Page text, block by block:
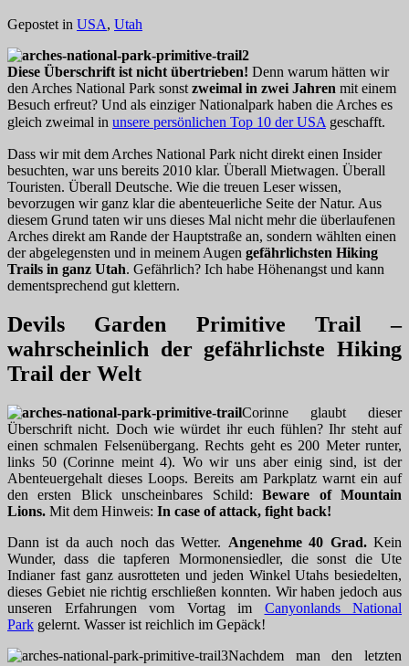
Gepostet in USA, Utah
Diese Überschrift ist nicht übertrieben! Denn warum hätten wir
den Arches National Park sonstzweimal in zwei Jahren mit einem
Besuch erfreut? Und als einziger Nationalpark haben die Arches es
gleich zweimal in unsere persönlichen Top 10 der USAgeschafft.
Dass wir mit dem Arches National Park nicht direkt einen Insider
besuchten, war uns bereits 2010 klar. Überall Mietwagen. Überall
Touristen. Überall Deutsche. Wie die treuen Leser wissen,
bevorzugen wir ganz klar die abenteuerliche Seite der Natur. Aus
diesem Grund taten wir uns dieses Mal nicht mehr die überlaufenen
Arches direkt am Rande der Hauptstraße an, sondern wählten einen
der abgelegensten und in meinem Augen gefährlichsten Hiking
Trails in ganz Utah. Gefährlich? Ich habe Höhenangst und kann
dementsprechend gut klettern.
Devils Garden Primitive Trail –
wahrscheinlich der gefährlichste Hiking
Trail der Welt
Corinne glaubt dieser
Überschrift nicht. Doch wie würdet ihr euch fühlen? Ihr steht auf
einen schmalen Felsenübergang. Rechts geht es 200 Meter runter,
links 50 (Corinne meint 4). Wo wir uns aber einig sind, ist der
Abenteuergehalt dieses Loops. Bereits am Parkplatz warnt ein auf
den ersten Blick unscheinbares Schild:Beware of Mountain
Lions. Mit dem Hinweis: In case of attack, fight back!
Dann ist da auch noch das Wetter. Angenehme 40 Grad.Kein
Wunder, dass die tapferen Mormonensiedler, die sonst die Ute
Indianer fast ganz ausrotteten und jeden Winkel Utahs besiedelten,
dieses Gebiet nie richtig erschließen konnten. Wir haben jedoch aus
unseren Erfahrungen vom Vortag im Canyonlands National
Park gelernt. Wasser ist reichlich im Gepäck!
Nachdem man den letzten